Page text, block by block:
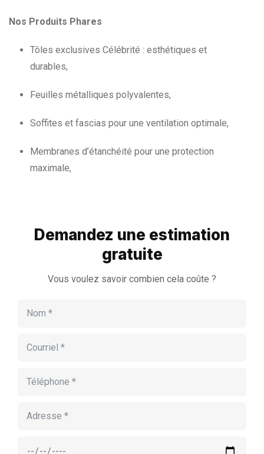
Nos Produits Phares
Tôles exclusives Célébrité : esthétiques et
durables,
Feuilles métalliques polyvalentes,
Soffites et fascias pour une ventilation optimale,
Membranes d’étanchéité pour une protection
maximale,
Demandez une estimation
gratuite
Vous voulez savoir combien cela coûte ?